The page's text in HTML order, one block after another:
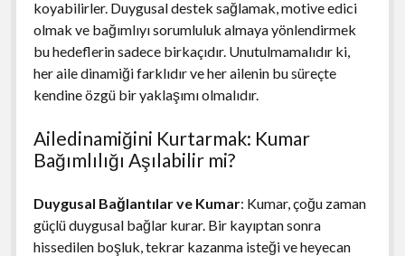
koyabilirler. Duygusal destek sağlamak, motive edici
olmak ve bağımlıyı sorumluluk almaya yönlendirmek
bu hedeflerin sadece birkaçıdır. Unutulmamalıdır ki,
her aile dinamiği farklıdır ve her ailenin bu süreçte
kendine özgü bir yaklaşımı olmalıdır.
Ailedinamiğini Kurtarmak: Kumar
Bağımlılığı Aşılabilir mi?
Duygusal Bağlantılar ve Kumar: Kumar, çoğu zaman
güçlü duygusal bağlar kurar. Bir kayıptan sonra
hissedilen boşluk, tekrar kazanma isteği ve heyecan